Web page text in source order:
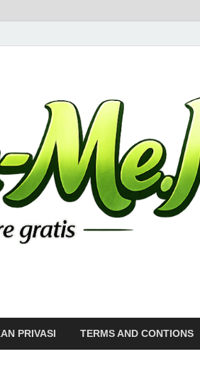
PRIVASI TERMS AND CONTIONS